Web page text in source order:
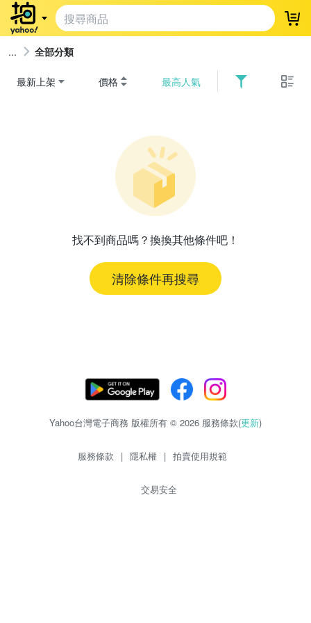
登
全部分類
最新上架 價格 最高人氣
找不到商品嗎？換換其他條件吧！
清除條件再搜尋
Yahoo台灣電子商務 版權所有 © 2026 服務條款(更新)
服務條款 | 隱私權 | 拍賣使用規範
交易安全